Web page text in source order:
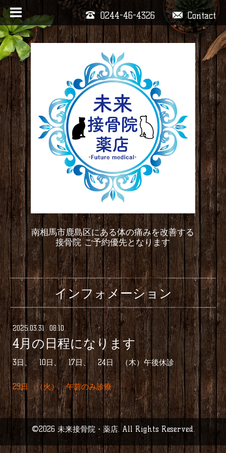
Contact
0244-46-4326
南相馬市鹿島区にある体の痛みを改善する
接骨院 ご予約優先となります
インフォメーション
2025.03.31 08:10
4月の日程になります
3日、 10日、 17日、 24日 （木）午後休診
29日 （火） 午前のみ診療
©2026 未来接骨院・薬店. All Rights Reserved.